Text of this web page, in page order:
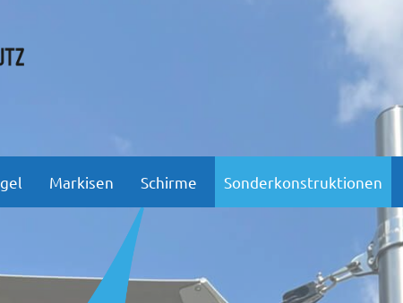
Markisen Schirme Sonderkonstruktionen